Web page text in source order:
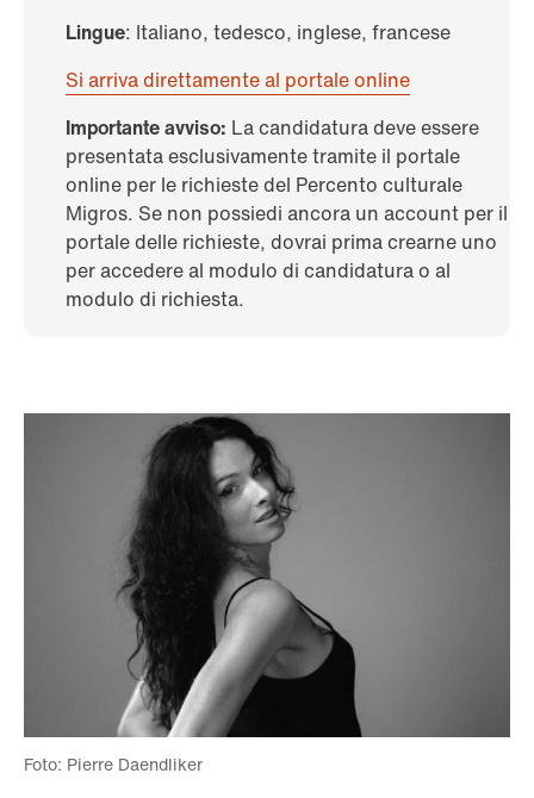
Lingue: Italiano, tedesco, inglese, francese
Si arriva direttamente al portale online
Importante avviso: La candidatura deve essere
presentata esclusivamente tramite il portale
online per le richieste del Percento culturale
Migros. Se non possiedi ancora un account per il
portale delle richieste, dovrai prima crearne uno
per accedere al modulo di candidatura o al
modulo di richiesta.
Foto: Pierre Daendliker